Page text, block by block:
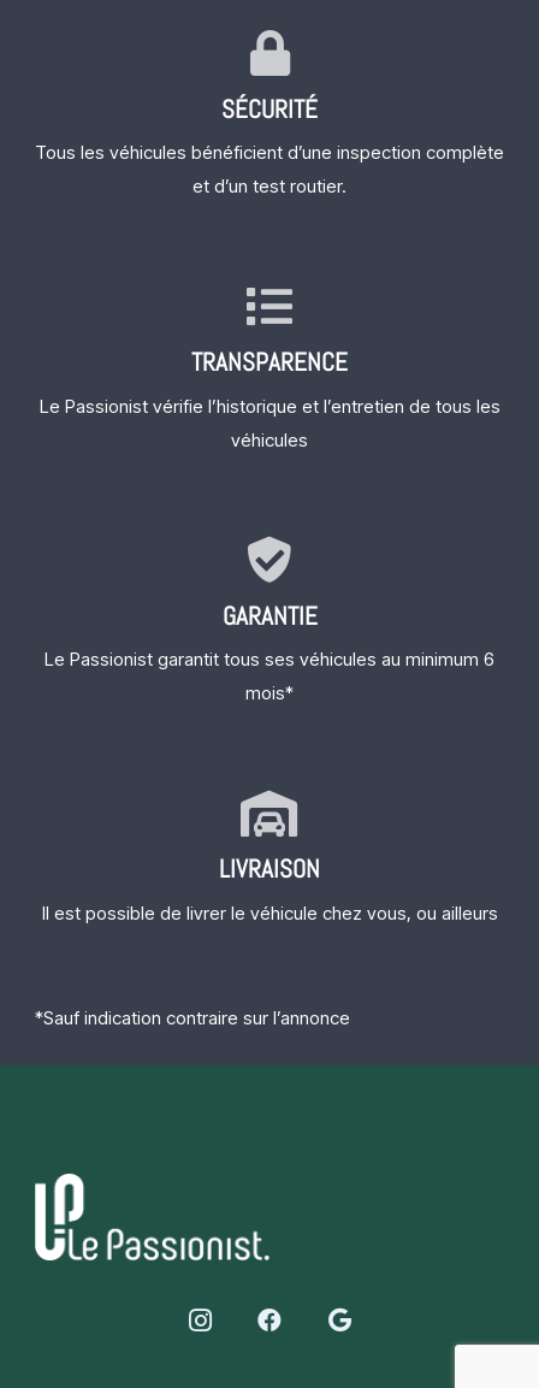
SÉCURITÉ
Tous les véhicules bénéficient d’une inspection complète
et d’un test routier.
TRANSPARENCE
Le Passionist vérifie l’historique et l’entretien de tous les
véhicules
GARANTIE
Le Passionist garantit tous ses véhicules au minimum 6
mois*
LIVRAISON
Il est possible de livrer le véhicule chez vous, ou ailleurs
*Sauf indication contraire sur l’annonce